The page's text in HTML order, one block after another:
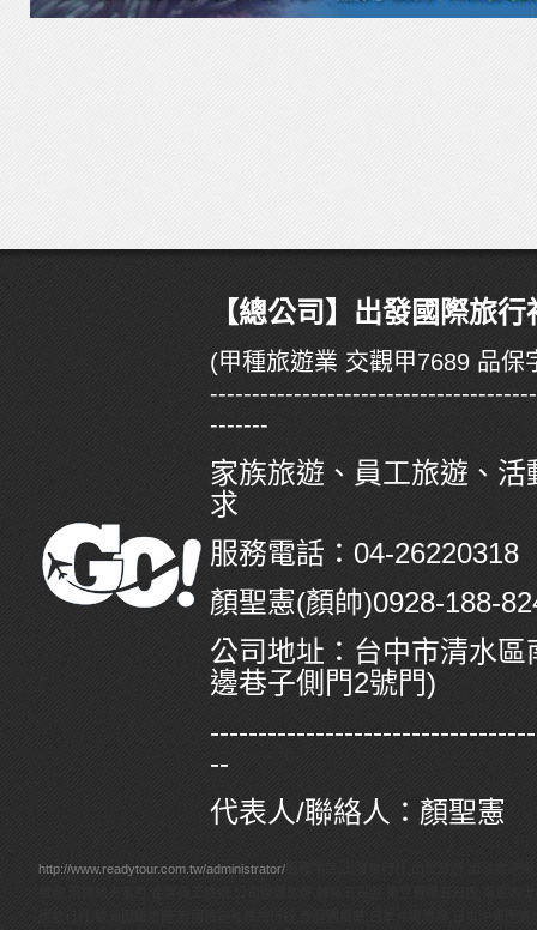
【總公司】出發國際旅
(甲種旅遊業 交觀甲7689 品保
-------
家族旅遊、員工旅遊、活
求
服務電話：04-
顏聖憲(顏帥)0928-188-
公司地址： 台中市清水區
邊巷子側門2號門)
--
代表人/聯絡人：顏聖憲
http://www.readytour.com.tw/administrator/